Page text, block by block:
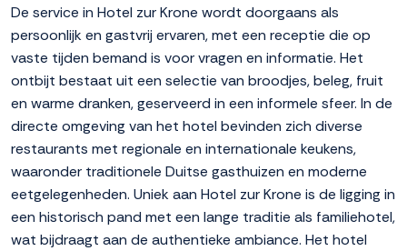
De service in Hotel zur Krone wordt doorgaans als
persoonlijk en gastvrij ervaren, met een receptie die op
vaste tijden bemand is voor vragen en informatie. Het
ontbijt bestaat uit een selectie van broodjes, beleg, fruit
en warme dranken, geserveerd in een informele sfeer. In de
directe omgeving van het hotel bevinden zich diverse
restaurants met regionale en internationale keukens,
waaronder traditionele Duitse gasthuizen en moderne
eetgelegenheden. Uniek aan Hotel zur Krone is de ligging in
een historisch pand met een lange traditie als familiehotel,
wat bijdraagt aan de authentieke ambiance. Het hotel